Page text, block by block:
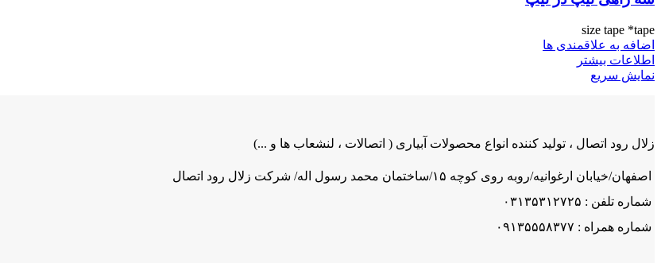
size tape *tape
اضافه به علاقمندی ها
اطلاعات بیشتر
نمایش سریع
زلال رود اتصال ، تولید کننده انواع محصولات آبیاری ( اتصالات ، لنشعاب ها و ...)
اصفهان/خیابان ارغوانیه/روبه روی کوچه ۱۵/ساختمان محمد رسول اله/ شرکت زلال رود اتصال
شماره تلفن : ۰۳۱۳۵۳۱۲۷۲۵
شماره همراه : ۰۹۱۳۵۵۵۸۳۷۷